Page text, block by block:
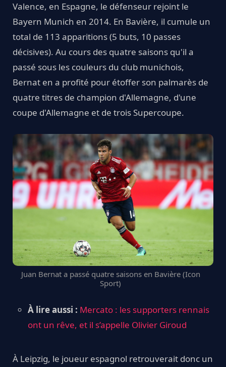
Valence, en Espagne, le défenseur rejoint le
Bayern Munich en 2014. En Bavière, il cumule un
total de 113 apparitions (5 buts, 10 passes
décisives). Au cours des quatre saisons qu'il a
passé sous les couleurs du club munichois,
Bernat en a profité pour étoffer son palmarès de
quatre titres de champion d'Allemagne, d'une
coupe d'Allemagne et de trois Supercoupe.
Juan Bernat a passé quatre saisons en Bavière (Icon
Sport)
À lire aussi : Mercato : les supporters rennais
ont un rêve, et il s’appelle Olivier Giroud
À Leipzig, le joueur espagnol retrouverait donc un